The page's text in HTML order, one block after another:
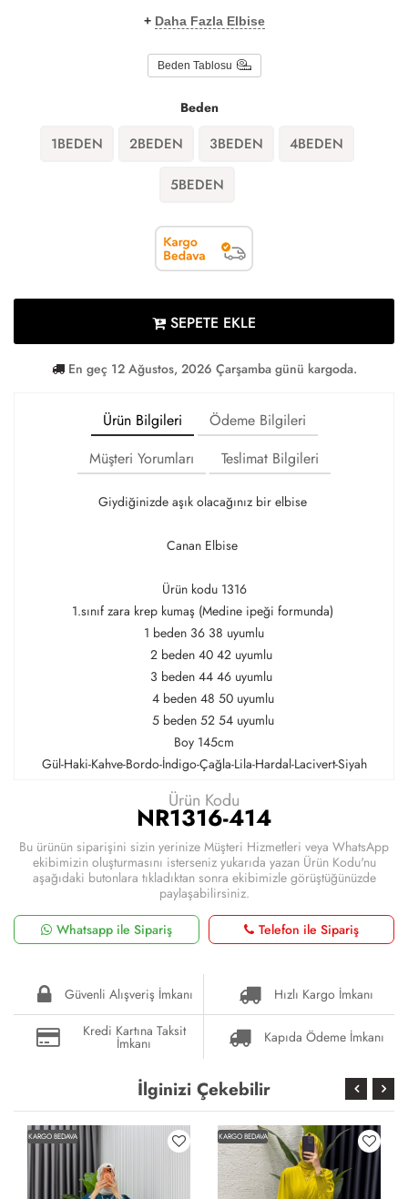
+ Daha Fazla Elbise
Beden Tablosu
Beden
1BEDEN 2BEDEN 3BEDEN 4BEDEN
5BEDEN
SEPETE EKLE
En geç 12 Ağustos, 2026 Çarşamba günü kargoda.
Ürün Bilgileri
Ödeme Bilgileri
Müşteri Yorumları
Teslimat Bilgileri
Giydiğinizde aşık olacağınız bir elbise
Canan Elbise
Ürün kodu 1316
1.sınıf zara krep kumaş (Medine ipeği formunda)
1 beden 36 38 uyumlu
2 beden 40 42 uyumlu
3 beden 44 46 uyumlu
4 beden 48 50 uyumlu
5 beden 52 54 uyumlu
Boy 145cm
Gül-Haki-Kahve-Bordo-İndigo-Çağla-Lila-Hardal-Lacivert-Siyah
Ürün Kodu
NR1316-414
Bu ürünün siparişini sizin yerinize Müşteri Hizmetleri veya WhatsApp
ekibimizin oluşturmasını isterseniz yukarıda yazan Ürün Kodu'nu
aşağıdaki butonlara tıkladıktan sonra ekibimizle görüştüğünüzde
paylaşabilirsiniz.
Whatsapp ile Sipariş
Telefon ile Sipariş
Güvenli Alışveriş İmkanı
Hızlı Kargo İmkanı
Kredi Kartına Taksit
İmkanı Kapıda Ödeme İmkanı
İlginizi Çekebilir
KARGO BEDAVA KARGO BEDAVA